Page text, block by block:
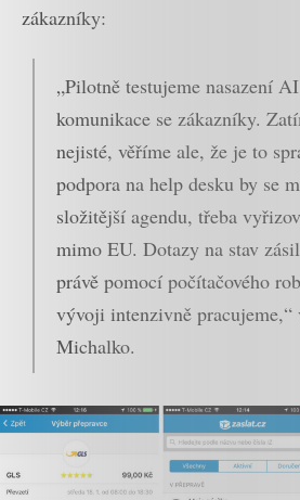
zákazníky:
„Pilotně testujeme nasazení
komunikace se zákazníky.
nejisté, věříme ale, že je to
podpora na help desku by se
složitější agendu, třeba
mimo EU. Dotazy na stav
právě pomocí počítačového
vývoji intenzivně pracujeme,“
Michalko.